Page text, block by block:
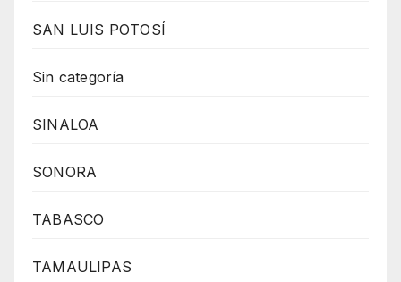
SAN LUIS POTOSÍ
Sin categoría
SINALOA
SONORA
TABASCO
TAMAULIPAS